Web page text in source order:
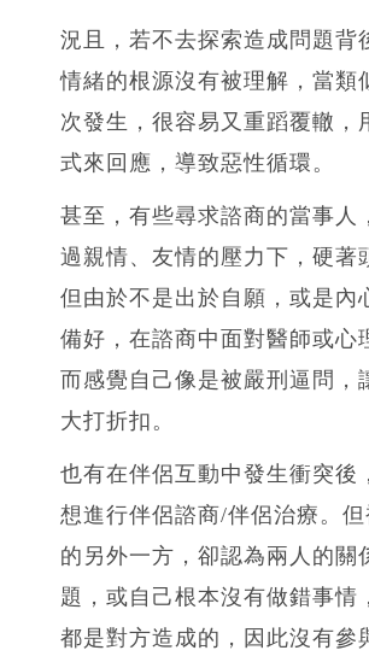
況且，若不去探索造成問題背
情緒的根源沒有被理解，當類
次發生，很容易又重蹈覆轍，
式來回應，導致惡性循環。
甚至，有些尋求諮商的當事人
過親情、友情的壓力下，硬著
但由於不是出於自願，或是內
備好，在諮商中面對醫師或心
而感覺自己像是被嚴刑逼問，
大打折扣。
也有在伴侶互動中發生衝突後
想進行伴侶諮商/伴侶治療。
的另外一方，卻認為兩人的關
題，或自己根本沒有做錯事情
都是對方造成的，因此沒有參